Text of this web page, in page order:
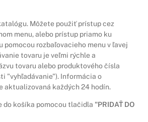
Môžete použiť prístup cez
menu, alebo prístup priamo ku
rozbaľovacieho menu v ľavej
tovaru je veľmi rýchle a
tovaru alebo produktového čísla
"vyhľadávanie"). Informácia o
aktualizovaná každých 24 hodín.
do košíka pomocou tlačidla "PRIDAŤ DO